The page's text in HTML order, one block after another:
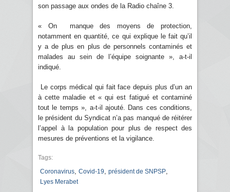
son passage aux ondes de la Radio chaîne 3.
« On manque des moyens de protection,
notamment en quantité, ce qui explique le fait qu’il
y a de plus en plus de personnels contaminés et
malades au sein de l’équipe soignante », a-t-il
indiqué.
Le corps médical qui fait face depuis plus d’un an
à cette maladie et « qui est fatigué et contaminé
tout le temps », a-t-il ajouté. Dans ces conditions,
le président du Syndicat n’a pas manqué de réitérer
l’appel à la population pour plus de respect des
mesures de préventions et la vigilance.
Tags:
Coronavirus Covid-19 président de SNPSP
Lyes Merabet